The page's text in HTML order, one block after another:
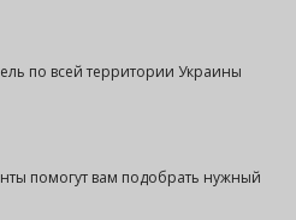
по всей территории Украины
помогут вам подобрать нужный